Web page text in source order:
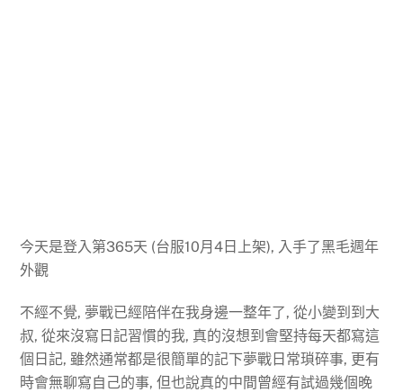
今天是登入第365天 (台服10月4日上架), 入手了黑毛週年
外觀
不經不覺, 夢戰已經陪伴在我身邊一整年了, 從小變到到大
叔, 從來沒寫日記習慣的我, 真的沒想到會堅持每天都寫這
個日記, 雖然通常都是很簡單的記下夢戰日常瑣碎事, 更有
時會無聊寫自己的事, 但也說真的中間曾經有試過幾個晚